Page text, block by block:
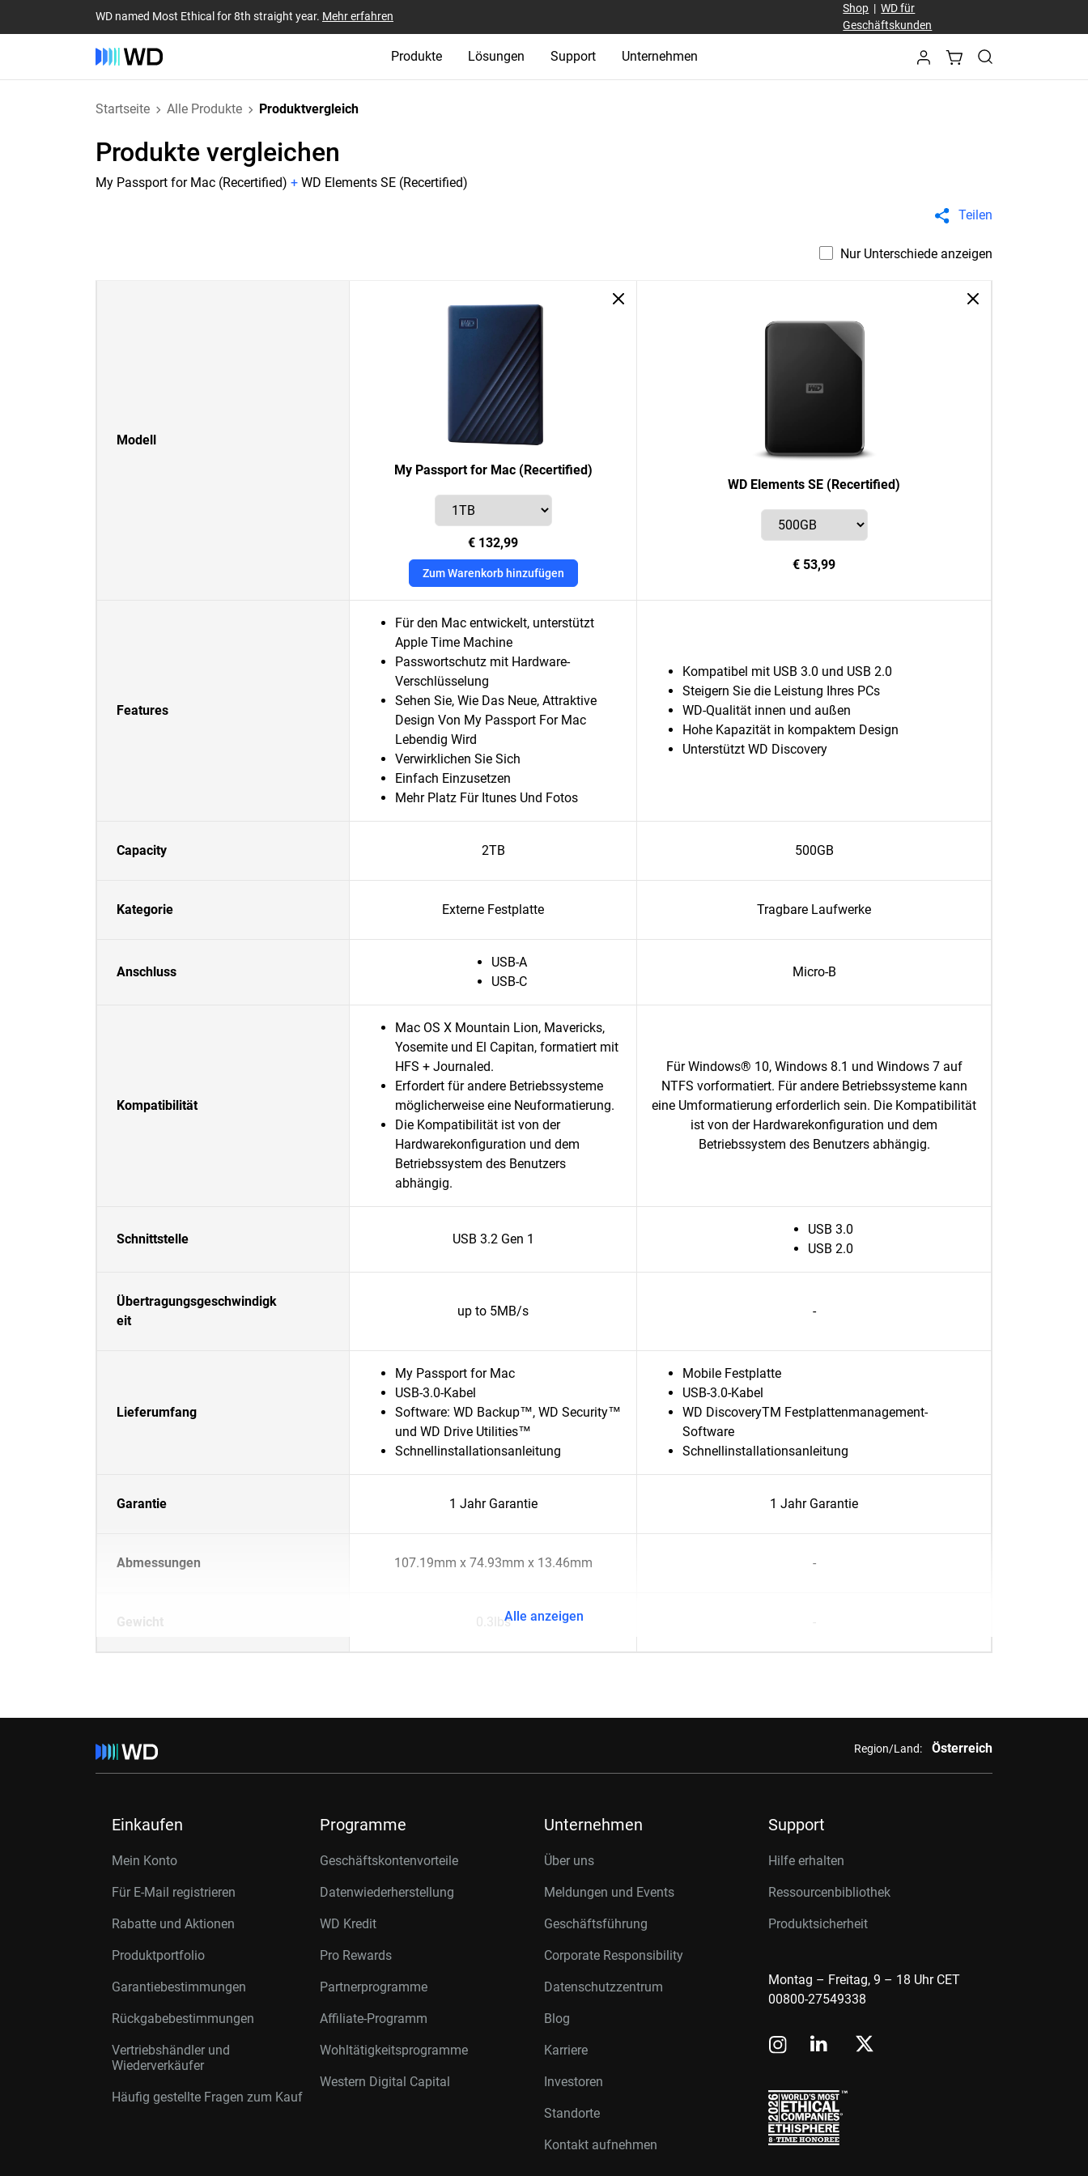
WD named Most Ethical for 8th straight year. Mehr erfahren
Shop |WD für
Geschäftskunden
Produkte Lösungen Support Unternehmen
Startseite Alle Produkte Produktvergleich
Produkte vergleichen
My Passport for Mac (Recertified) + WD Elements SE (Recertified)
Teilen
Nur Unterschiede anzeigen
Modell
My Passport for Mac (Recertified)
€ 132,99
Zum Warenkorb hinzufügen
WD Elements SE (Recertified)
€ 53,99
Features
Für den Mac entwickelt, unterstützt
Apple Time Machine
Passwortschutz mit Hardware-
Verschlüsselung
Sehen Sie, Wie Das Neue, Attraktive
Design Von My Passport For Mac
Lebendig Wird
Verwirklichen Sie Sich
Einfach Einzusetzen
Mehr Platz Für Itunes Und Fotos
Kompatibel mit USB 3.0 und USB 2.0
Steigern Sie die Leistung Ihres PCs
WD-Qualität innen und außen
Hohe Kapazität in kompaktem Design
Unterstützt WD Discovery
Capacity 2TB 500GB
Kategorie Externe Festplatte Tragbare Laufwerke
Anschluss
USB-A
USB-C
Micro-B
Kompatibilität
Mac OS X Mountain Lion, Mavericks,
Yosemite und El Capitan, formatiert mit
HFS + Journaled.
Erfordert für andere Betriebssysteme
möglicherweise eine Neuformatierung.
Die Kompatibilität ist von der
Hardwarekonfiguration und dem
Betriebssystem des Benutzers
abhängig.
Für Windows® 10, Windows 8.1 und Windows 7 auf
NTFS vorformatiert. Für andere Betriebssysteme kann
eine Umformatierung erforderlich sein. Die Kompatibilität
ist von der Hardwarekonfiguration und dem
Betriebssystem des Benutzers abhängig.
Schnittstelle USB 3.2 Gen 1
USB 3.0
USB 2.0
Übertragungsgeschwindigk
eit
up to 5MB/s -
Lieferumfang
My Passport for Mac
USB-3.0-Kabel
Software: WD Backup™, WD Security™
und WD Drive Utilities™
Schnellinstallationsanleitung
Mobile Festplatte
USB-3.0-Kabel
WD DiscoveryTM Festplattenmanagement-
Software
Schnellinstallationsanleitung
Garantie 1 Jahr Garantie 1 Jahr Garantie
Abmessungen 107.19mm x 74.93mm x 13.46mm -
Gewicht 0.3lbs -
Alle anzeigen
Region/Land: Österreich
Einkaufen
Mein Konto
Für E-Mail registrieren
Rabatte und Aktionen
Produktportfolio
Garantiebestimmungen
Rückgabebestimmungen
Vertriebshändler und
Wiederverkäufer
Häufig gestellte Fragen zum Kauf
Programme
Geschäftskontenvorteile
Datenwiederherstellung
WD Kredit
Pro Rewards
Partnerprogramme
Affiliate-Programm
Wohltätigkeitsprogramme
Western Digital Capital
Unternehmen
Über uns
Meldungen und Events
Geschäftsführung
Corporate Responsibility
Datenschutzzentrum
Blog
Karriere
Investoren
Standorte
Kontakt aufnehmen
Support
Hilfe erhalten
Ressourcenbibliothek
Produktsicherheit
Montag – Freitag, 9 – 18 Uhr CET
00800-27549338